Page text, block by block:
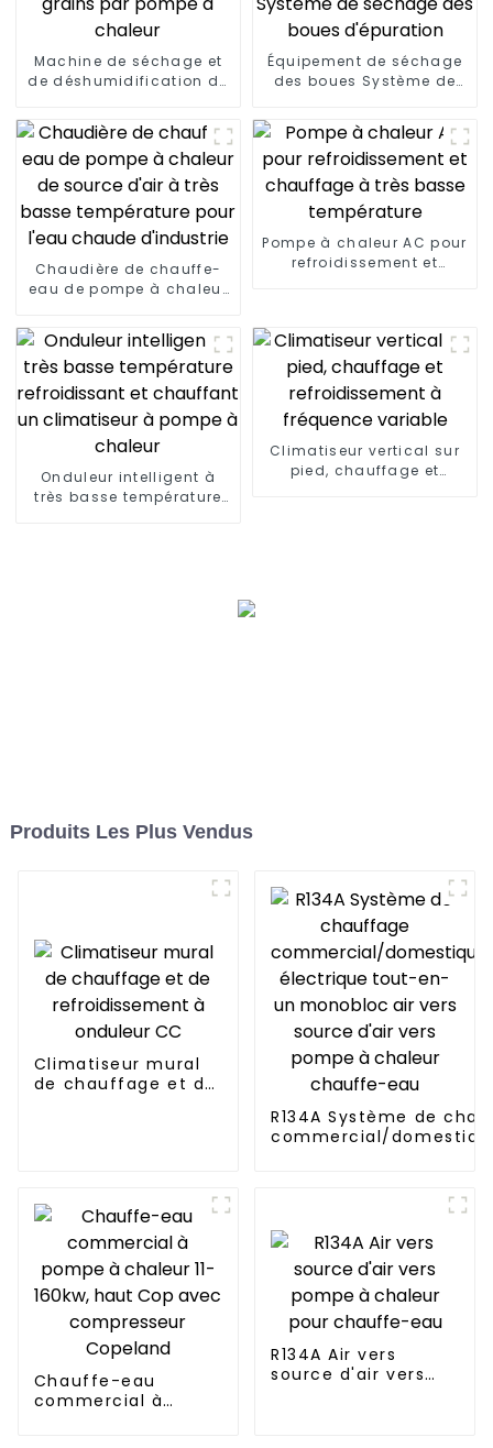
Machine de séchage et
de déshumidification de
chaleur
Équipement de séchage
des boues Système de
d'épuration
Chaudière de chauffe-
eau de pompe à chaleur
basse température pour
l'eau chaude d'industrie
Pompe à chaleur AC pour
refroidissement et
Onduleur intelligent à
très basse température
Climatiseur vertical sur
pied, chauffage et
Produits Les Plus Vendus
Climatiseur mural
de chauffage et de
R134A Système de
commercial/
chaleur chauffe-eau
Chauffe-eau
commercial à
R134A Air vers
source d'air vers